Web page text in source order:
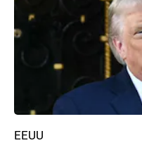
EEUU